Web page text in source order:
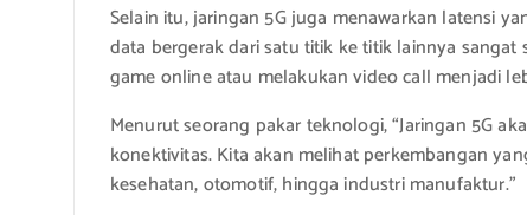
Selain itu, jaringan 5G juga menawarkan latensi
data bergerak dari satu titik ke titik lainnya
game online atau melakukan video call menjadi
Menurut seorang pakar teknologi, “Jaringan 5G
konektivitas. Kita akan melihat perkembangan
kesehatan, otomotif, hingga industri manufaktur.”